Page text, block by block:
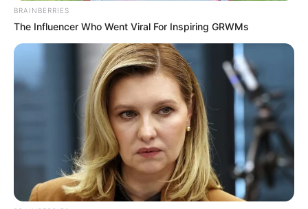
Se conoció que la progenitora de Gutiérrez Pacheco
indicó que
dos sujetos que se movilizaban en
motocicleta llegaron hasta la entrada de la casa y le
disparan en tres oportunidades, huyendo rápidamente
del lugar sin lograr se capturadospor las autoridades
Se pudo establecer que el abogado de profesión recibió
un impactoentre el hombro y cuello, sin orificio de
salida; otro impacto en la mano izquierda, con orificio de
salida y; un impactó en la parte superior de la cabeza,
donde al parecer solo afectó el cuero cabelludo.
BRAINBERRIES
The Influencer Who Went Viral For Inspiring GRWMs